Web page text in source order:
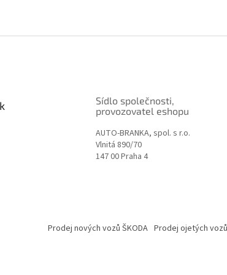
Sídlo společnosti,
provozovatel eshopu
AUTO-BRANKA, spol. s r.o.
Vlnitá 890/70
147 00 Praha 4
Prodej nových vozů ŠKODA Prodej ojetých vozů